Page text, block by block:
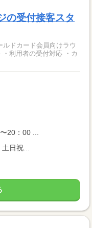
の受付接客スタ
20：00 ...
日祝...